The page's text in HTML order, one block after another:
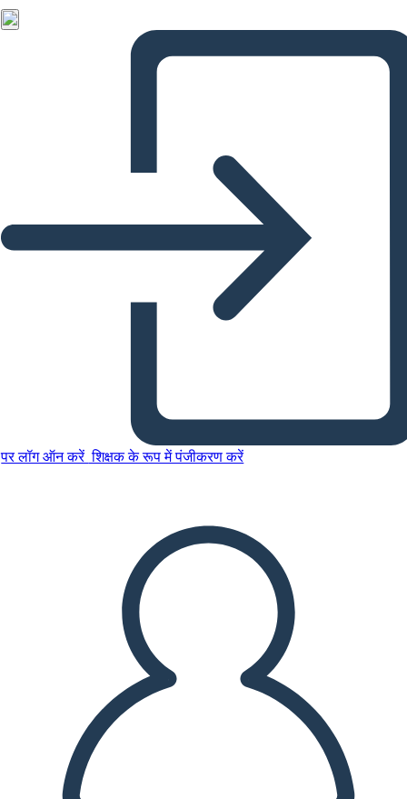
पर लॉग ऑन करें शिक्षक के रूप में पंजीकरण करें